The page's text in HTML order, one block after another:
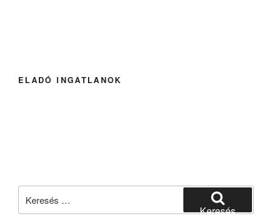
ELADÓ INGATLANOK
Keresés